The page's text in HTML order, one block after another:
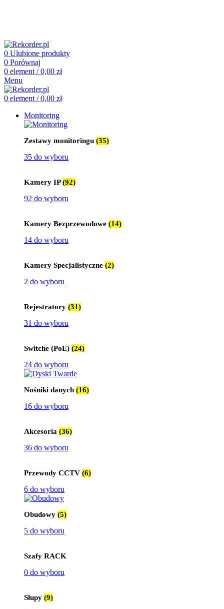
0 Ulubione produkty
0 Porównaj
0 element / 0,00 zł
Menu
0 element / 0,00 zł
Monitoring
Zestawy monitoringu (35)
35 do wyboru
Kamery IP(92)
92 do wyboru
Kamery Bezprzewodowe (14)
14 do wyboru
Kamery Specjalistyczne (2)
2 do wyboru
Rejestratory (31)
31 do wyboru
Switche (PoE) (24)
24 do wyboru
Nośniki danych (16)
16 do wyboru
Akcesoria (36)
36 do wyboru
Przewody CCTV (6)
6 do wyboru
Obudowy (5)
5 do wyboru
Szafy RACK
0 do wyboru
Słupy (9)